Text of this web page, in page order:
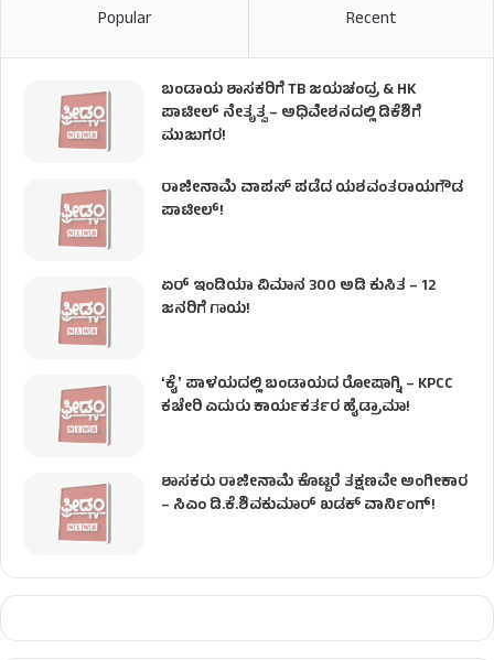
Popular Recent
ಬಂಡಾಯ ಶಾಸಕರಿಗೆ TB ಜಯಚಂದ್ರ & HK
ಪಾಟೀಲ್ ನೇತೃತ್ವ – ಅಧಿವೇಶನದಲ್ಲಿ ಡಿಕೆಶಿಗೆ
ಮುಜುಗರ!
ರಾಜೀನಾಮೆ ವಾಪಸ್ ಪಡೆದ ಯಶವಂತರಾಯಗೌಡ
ಪಾಟೀಲ್‌!
ಏರ್ ಇಂಡಿಯಾ ವಿಮಾನ 300 ಅಡಿ ಕುಸಿತ – 12
ಜನರಿಗೆ ಗಾಯ!
ʻಕೈʼ​ ಪಾಳಯದಲ್ಲಿ ಬಂಡಾಯದ ರೋಷಾಗ್ನಿ – KPCC
ಕಚೇರಿ ಎದುರು ಕಾರ್ಯಕರ್ತರ ಹೈಡ್ರಾಮಾ!
ಶಾಸಕರು ರಾಜೀನಾಮೆ ಕೊಟ್ಟರೆ ತಕ್ಷಣವೇ ಅಂಗೀಕಾರ
– ಸಿಎಂ ಡಿ.ಕೆ.ಶಿವಕುಮಾರ್ ಖಡಕ್ ವಾರ್ನಿಂಗ್!